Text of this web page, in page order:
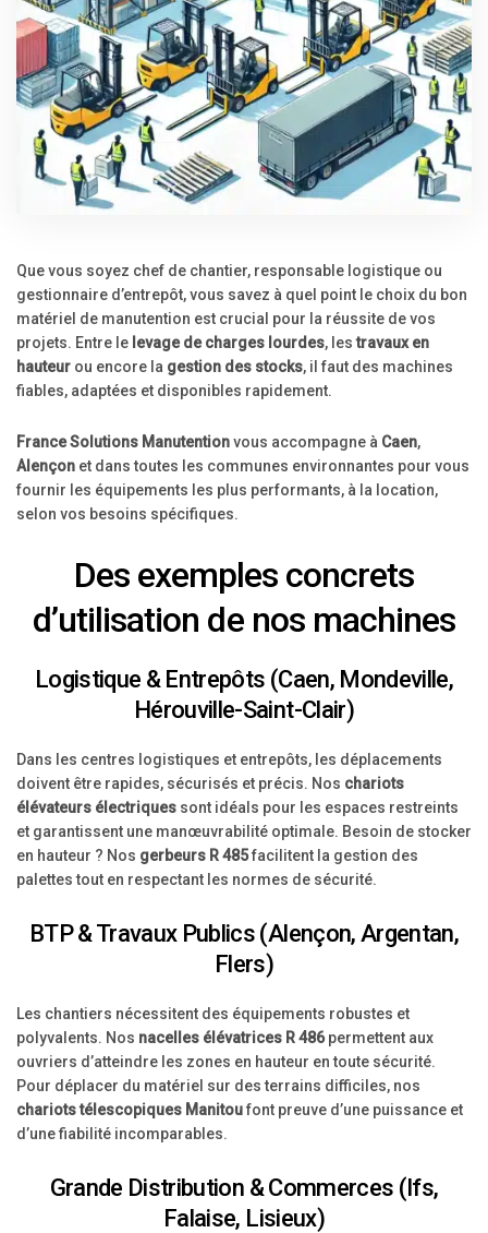
Que vous soyez chef de chantier, responsable logistique ou
gestionnaire d’entrepôt, vous savez à quel point le choix du bon
matériel de manutention est crucial pour la réussite de vos
projets. Entre le levage de charges lourdes, lestravaux en
hauteur ou encore la gestion des stocks, il faut des machines
fiables, adaptées et disponibles rapidement.
France Solutions Manutentionvous accompagne à Caen,
Alençon et dans toutes les communes environnantes pour vous
fournir les équipements les plus performants, à la location,
selon vos besoins spécifiques.
Des exemples concrets
d’utilisation de nos machines
Logistique & Entrepôts (Caen, Mondeville,
Hérouville-Saint-Clair)
Dans les centres logistiques et entrepôts, les déplacements
doivent être rapides, sécurisés et précis. Nos chariots
élévateurs électriques sont idéals pour les espaces restreints
et garantissent une manœuvrabilité optimale. Besoin de stocker
en hauteur ? Nos gerbeurs R 485facilitent la gestion des
palettes tout en respectant les normes de sécurité.
BTP & Travaux Publics (Alençon, Argentan,
Flers)
Les chantiers nécessitent des équipements robustes et
polyvalents. Nos nacelles élévatrices R 486permettent aux
ouvriers d’atteindre les zones en hauteur en toute sécurité.
Pour déplacer du matériel sur des terrains difficiles, nos
chariots télescopiques Manitoufont preuve d’une puissance et
d’une fiabilité incomparables.
Grande Distribution & Commerces (Ifs,
Falaise, Lisieux)